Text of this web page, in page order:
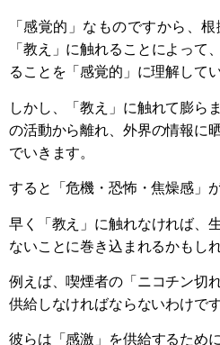
「感覚的」なものですから、
「教え」に触れることによって
ることを「感覚的」に理解して
しかし、「教え」に触れて膨ら
の活動から離れ、外界の情報に
でいきます。
すると「危機・恐怖・焦燥感」
早く「教え」に触れなければ、
ないことに巻き込まれるかもし
例えば、喫煙者の「ニコチン切
供給しなければならないわけです
彼らは「感激」を供給するため